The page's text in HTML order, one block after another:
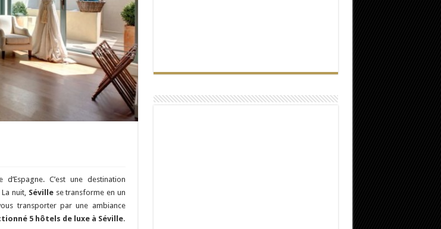
C’est une destination
nuit, Séville se transforme en un
transporter par une ambiance
5 hôtels de luxe à Séville.